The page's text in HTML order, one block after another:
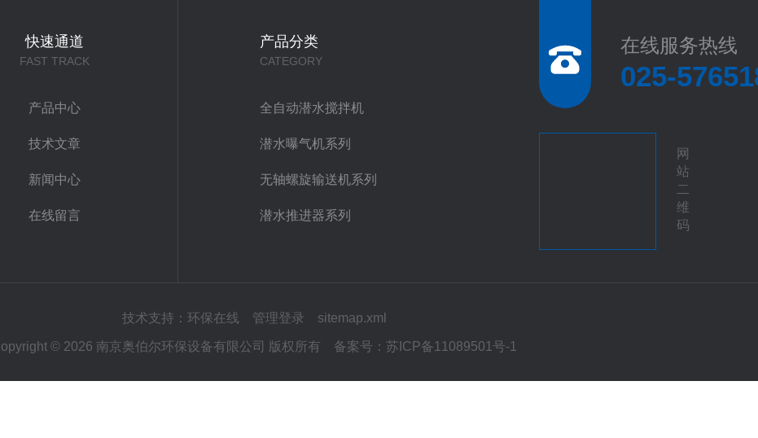
快速通道
FAST TRACK
产品中心
技术文章
新闻中心
在线留言
产品分类
CATEGORY
全自动潜水搅拌机
潜水曝气机系列
无轴螺旋输送机系列
潜水推进器系列
在线服务热线
025-
网
站
二
维
码
技术支持： 环保在线 管理登录 sitemap.xml
© 2026 南京奥伯尔环保设备有限公司 版权所有 备案号： 苏ICP备11089501号-1